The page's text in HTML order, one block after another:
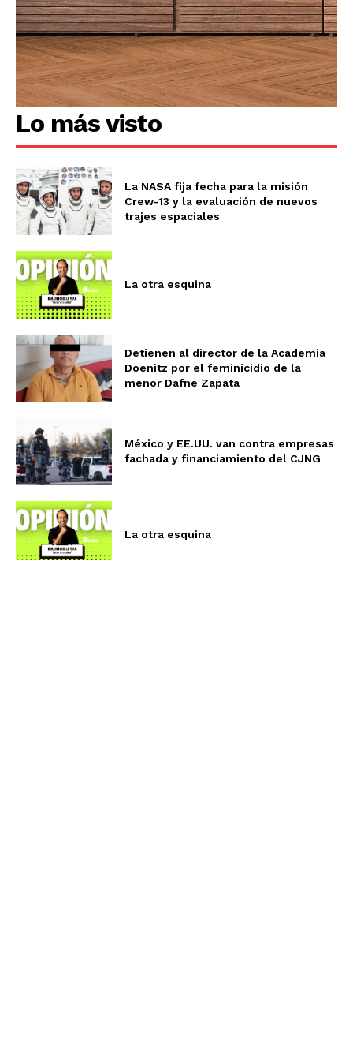
Lo más visto
La NASA fija fecha para la misión
Crew-13 y la evaluación de nuevos
trajes espaciales
La otra esquina
Detienen al director de la Academia
Doenitz por el feminicidio de la
menor Dafne Zapata
México y EE.UU. van contra empresas
fachada y financiamiento del CJNG
La otra esquina